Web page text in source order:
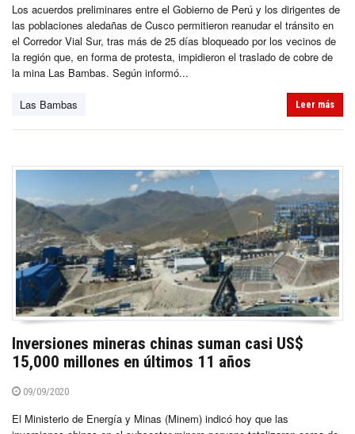
Los acuerdos preliminares entre el Gobierno de Perú y los dirigentes de
las poblaciones aledañas de Cusco permitieron reanudar el tránsito en
el Corredor Vial Sur, tras más de 25 días bloqueado por los vecinos de
la región que, en forma de protesta, impidieron el traslado de cobre de
la mina Las Bambas. Según informó...
Las Bambas Leer más
Inversiones mineras chinas suman casi US$
15,000 millones en últimos 11 años
09/09/2020
El Ministerio de Energía y Minas (Minem) indicó hoy que las